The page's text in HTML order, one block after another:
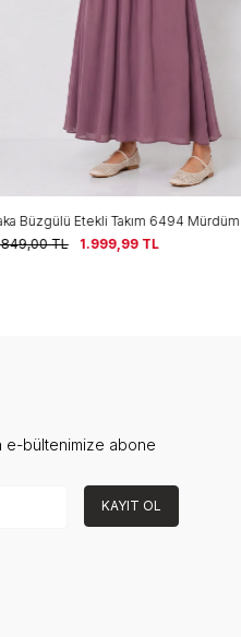
Büzgülü Etekli Takım 6494 Mürdüm
TL 1.999,99TL
e-bültenimize abone
KAYIT OL